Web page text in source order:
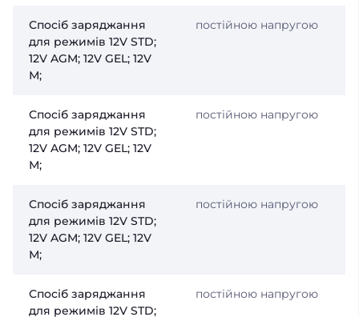
Спосіб заряджання
для режимів 12V STD;
12V AGM; 12V GEL; 12V
М;
постійною напругою
Спосіб заряджання
для режимів 12V STD;
12V AGM; 12V GEL; 12V
М;
постійною напругою
Спосіб заряджання
для режимів 12V STD;
12V AGM; 12V GEL; 12V
М;
постійною напругою
Спосіб заряджання
для режимів 12V STD;
постійною напругою